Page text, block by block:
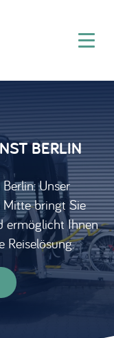
BERLIN
Unser
Mitte bringt Sie
ermöglicht Ihnen
Reiselösung.